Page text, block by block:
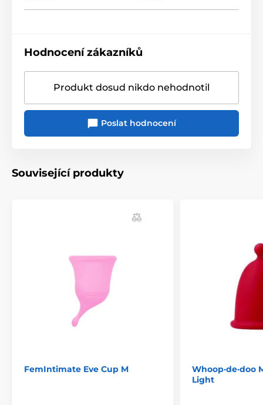
Hodnocení zákazníků
Produkt dosud nikdo nehodnotil
Poslat hodnocení
Související produkty
FemIntimate Eve Cup M
Whoop·de·doo
Light